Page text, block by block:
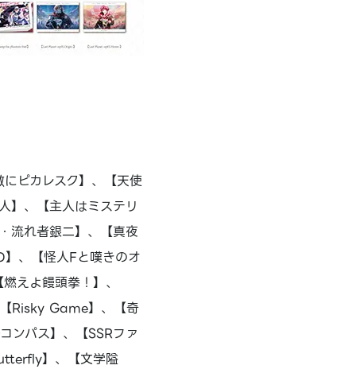
ピカレスク】、【天使
】、【主人はミステリ
流れ者銀二】、【真夜
、【怪人Fと嘆きのオ
よ饅頭拳！】、
Risky Game】、【奇
ンパス】、【SSRファ
】、【文学隘